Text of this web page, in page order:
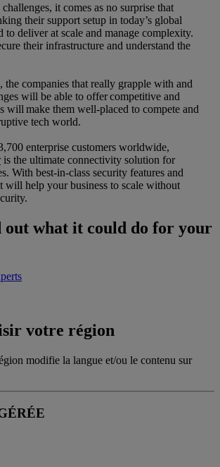
it comes as no surprise that
their support setup in today’s global
to deliver at scale and manage complexity.
their infrastructure and understand the
the companies that really grapple with and
will be able to offer competitive and
will make them well-placed to compete and
tech world.
enterprise customers worldwide,
is the ultimate connectivity solution for
With best-in-class security features and
will help your business to scale without
what it could do for your
votre région
modifie la langue et/ou le contenu sur